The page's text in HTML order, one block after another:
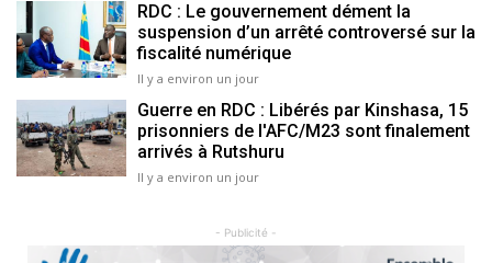
RDC : Le gouvernement dément la
suspension d’un arrêté controversé sur la
fiscalité numérique
Il y a environ un jour
Guerre en RDC : Libérés par Kinshasa, 15
prisonniers de l'AFC/M23 sont finalement
arrivés à Rutshuru
Il y a environ un jour
- Publicité -